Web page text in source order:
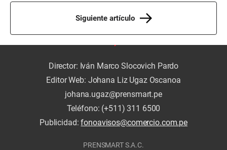
Siguiente artículo
Director: Iván Marco Slocovich Pardo
Editor Web: Johana Liz Ugaz Oscanoa
johana.ugaz@prensmart.pe
Teléfono: (+511) 311 6500
Publicidad:fonoavisos@comercio.com.pe
PRENSMART S.A.C.